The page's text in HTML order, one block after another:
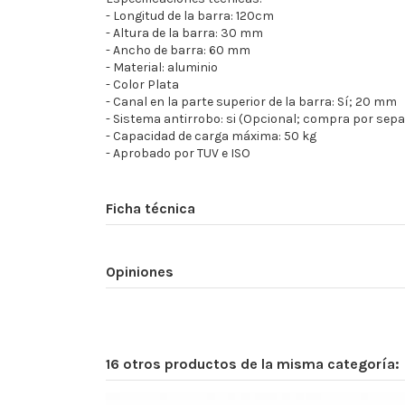
- Longitud de la barra: 120cm
- Altura de la barra: 30 mm
- Ancho de barra: 60 mm
- Material: aluminio
- Color Plata
- Canal en la parte superior de la barra: Sí; 20 mm
- Sistema antirrobo: si (Opcional; compra por
- Capacidad de carga máxima: 50 kg
- Aprobado por TUV e ISO
Ficha técnica
Opiniones
16 otros productos de la misma categoría: